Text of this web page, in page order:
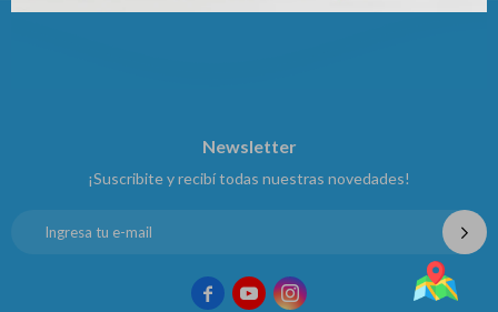
Newsletter
¡Suscribite y recibí todas nuestras novedades!
  